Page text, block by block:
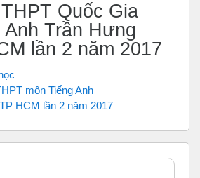
Quốc Gia
Anh Trần Hưng
lần 2 năm 2017
môn Tiếng Anh
HCM lần 2 năm 2017
chủ đề